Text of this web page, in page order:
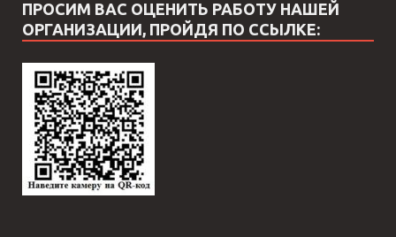
ПРОСИМ ВАС ОЦЕНИТЬ РАБОТУ НАШЕЙ
ОРГАНИЗАЦИИ, ПРОЙДЯ ПО ССЫЛКЕ: